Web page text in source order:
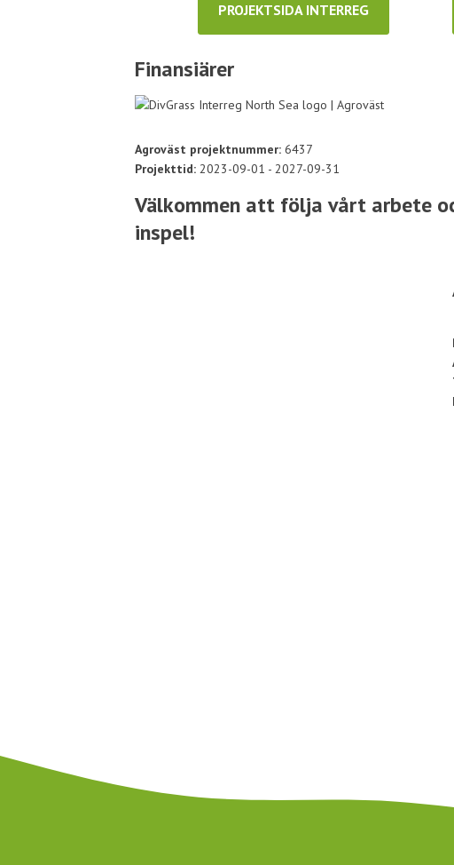
PROJEKTSIDA INTERREG
Finansiärer
Agroväst projektnummer: 6437
Projekttid: 2023-09-01 - 2027-09-31
Välkommen att följa vårt arbete
inspel!